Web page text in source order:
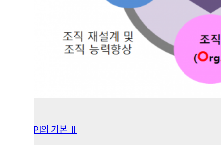
PI의 기본 Ⅱ